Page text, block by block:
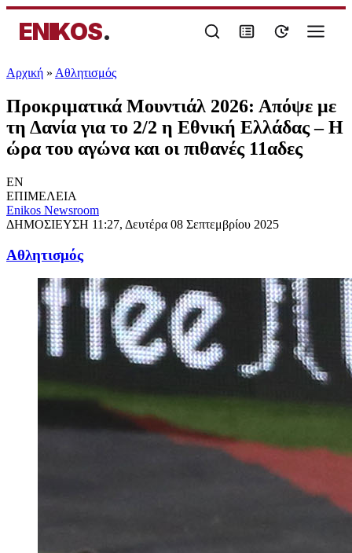
ENIKOS.
Αρχική » Αθλητισμός
Προκριματικά Μουντιάλ 2026: Απόψε με
τη Δανία για το 2/2 η Εθνική Ελλάδας – Η
ώρα του αγώνα και οι πιθανές 11αδες
EN
ΕΠΙΜΕΛΕΙΑ
Enikos Newsroom
ΔΗΜΟΣΙΕΥΣΗ 11:27, Δευτέρα 08 Σεπτεμβρίου 2025
Αθλητισμός